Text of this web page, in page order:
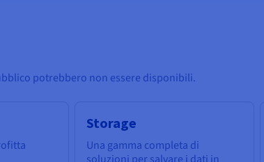
potrebbero non essere disponibili.
Storage
Una gamma completa di